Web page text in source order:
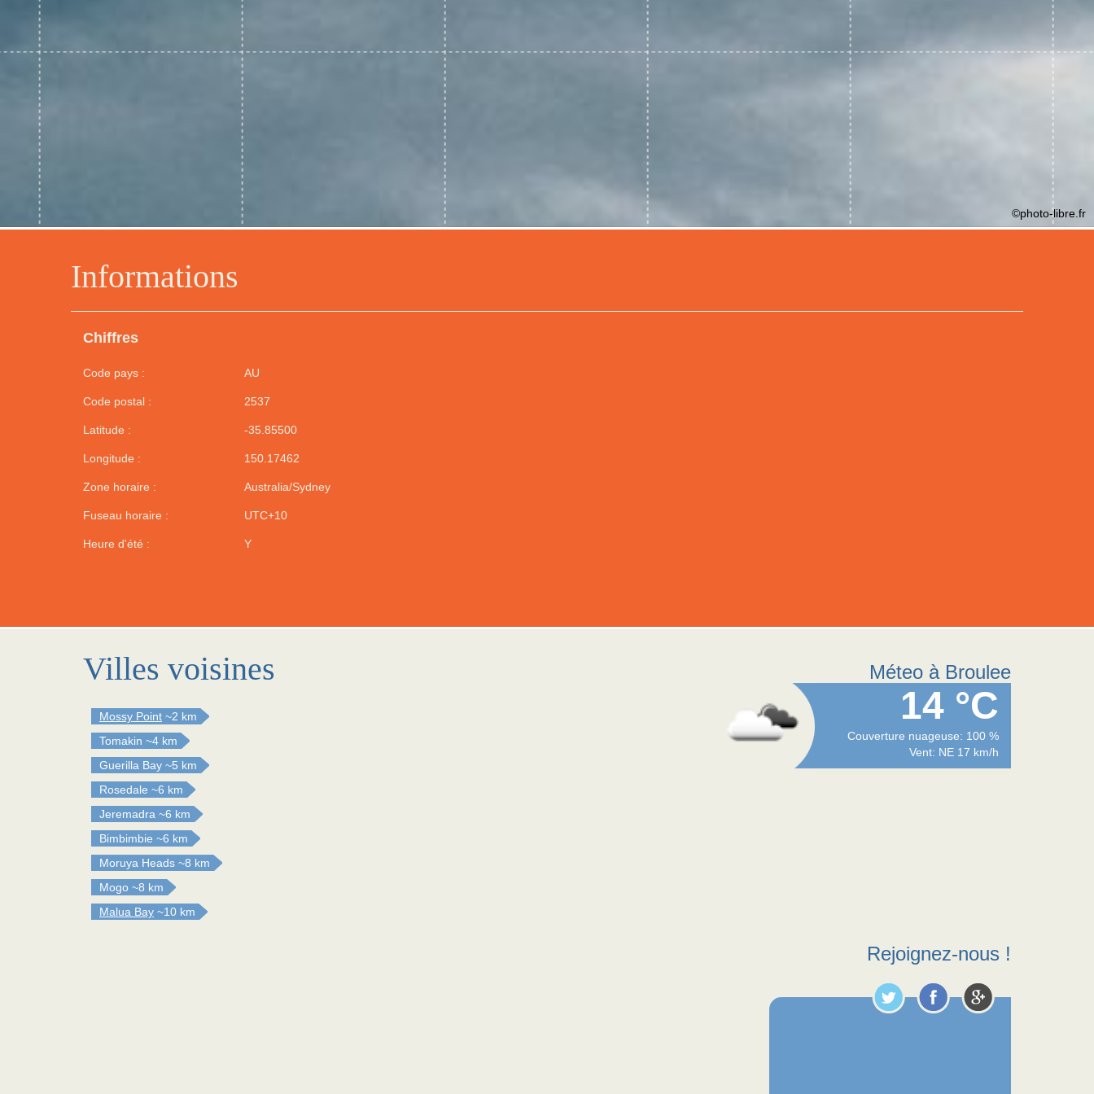
Informations
Chiffres
Code pays : AU
Code postal : 2537
Latitude : -35.85500
Longitude : 150.17462
Zone horaire : Australia/Sydney
Fuseau horaire : UTC+10
Heure d'été : Y
©photo-libre.fr
Villes voisines
Mossy Point ~2 km
Tomakin ~4 km
Guerilla Bay ~5 km
Rosedale ~6 km
Jeremadra ~6 km
Bimbimbie ~6 km
Moruya Heads ~8 km
Mogo ~8 km
Malua Bay ~10 km
Méteo à Broulee
14 °C
Couverture nuageuse: 100 %
Vent: NE 17 km/h
Rejoignez-nous !